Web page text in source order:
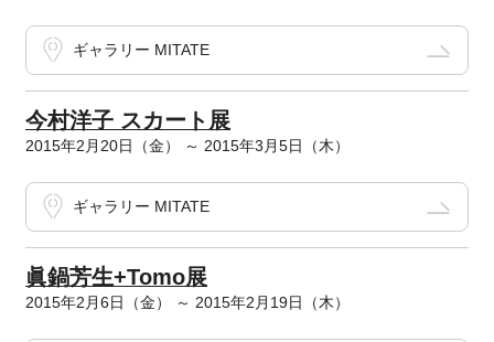
ギャラリー MITATE
今村洋子 スカート展
2015年2月20日（金） ～ 2015年3月5日（木）
ギャラリー MITATE
眞鍋芳生+Tomo展
2015年2月6日（金） ～ 2015年2月19日（木）